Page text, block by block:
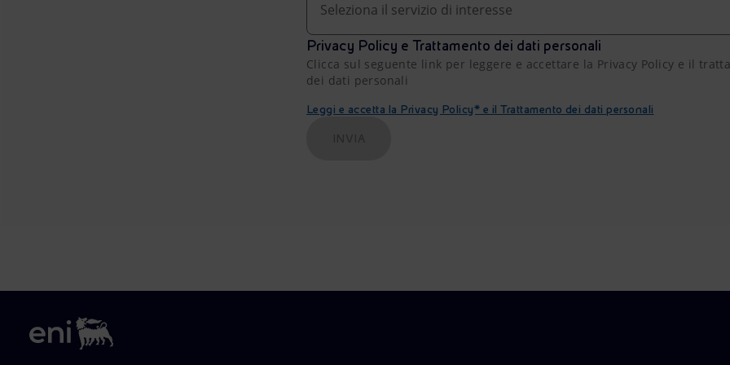
Seleziona il servizio di interesse
Privacy Policy e Trattamento dei dati personali
Clicca sul seguente link per leggere e accettare la Privacy Policy e il
dei dati personali
Leggi e accetta la Privacy Policy* e il Trattamento dei dati personali